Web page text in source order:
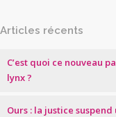
Articles récents
C’est quoi ce nouveau
lynx ?
Ours : la justice